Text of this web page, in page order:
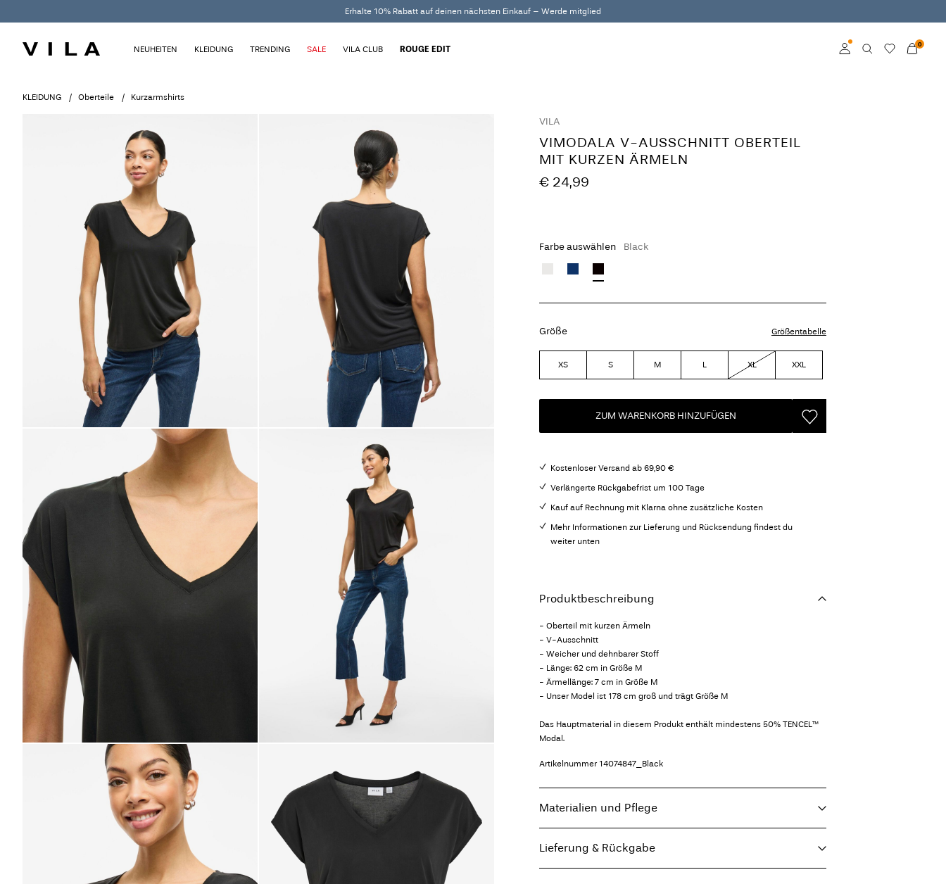
Erhalte 10% Rabatt auf deinen nächsten Einkauf – Werde mitglied
0
NEUHEITEN KLEIDUNG TRENDING SALE VILA CLUB ROUGE EDIT
KLEIDUNG Oberteile Kurzarmshirts
VILA
VIMODALA V-AUSSCHNITT OBERTEIL
MIT KURZEN ÄRMELN
€ 24,99
Farbe auswählen Black
Größe Größentabelle
XS S M L XL XXL
ZUM WARENKORB HINZUFÜGEN
Kostenloser Versand ab 69,90 €
Verlängerte Rückgabefrist um 100 Tage
Kauf auf Rechnung mit Klarna ohne zusätzliche Kosten
Mehr Informationen zur Lieferung und Rücksendung findest du
weiter unten
Produktbeschreibung
- Oberteil mit kurzen Ärmeln
- V-Ausschnitt
- Weicher und dehnbarer Stoff
- Länge: 62 cm in Größe M
- Ärmellänge: 7 cm in Größe M
- Unser Model ist 178 cm groß und trägt Größe M
Das Hauptmaterial in diesem Produkt enthält mindestens 50% TENCEL™
Modal.
Artikelnummer 14074847_Black
Materialien und Pflege
Lieferung & Rückgabe